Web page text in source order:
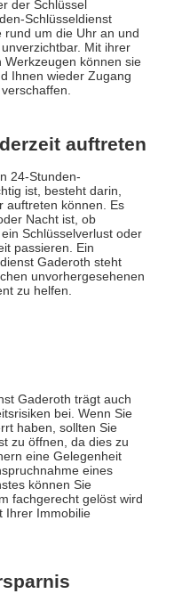
der Schlüssel
Schlüsseldienst
rund um die Uhr an und
Mit ihrer
Werkzeugen können sie
Ihnen wieder Zugang
auftreten
24-Stunden-
ist, besteht darin,
auftreten können. Es
Nacht ist, ob
Schlüsselverlust oder
passieren. Ein
Gaderoth steht
unvorhergesehenen
zu helfen.
Gaderoth trägt auch
bei. Wenn Sie
haben, sollten Sie
zu öffnen, da dies zu
eine Gelegenheit
eines
können Sie
fachgerecht gelöst wird
Ihrer Immobilie